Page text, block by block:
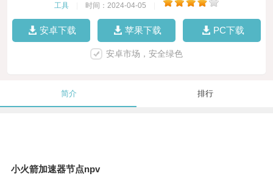
工具 时间：2024-04-05
安卓下载 苹果下载 PC下载
安卓市场，安全绿色
简介 排行
小火箭加速器节点npv